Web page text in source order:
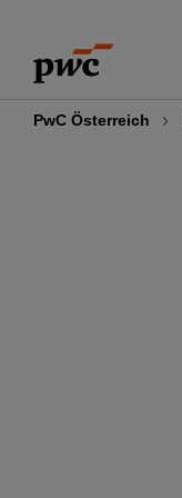
content
footer
PwC Österreich